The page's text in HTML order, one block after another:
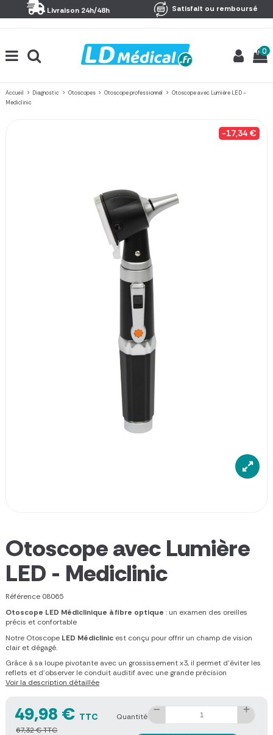
Livraison 24h/48h Satisfait ou remboursé
0
Accueil Diagnostic Otoscopes Otoscope professionnel
Otoscope avec Lumière LED -
Mediclinic
-17,34 €
Otoscope avec Lumière
LED - Mediclinic
Référence 08065
Otoscope LED Médiclinique à fibre optique : un examen des oreilles
précis et confortable
Notre Otoscope LED Médiclinic est conçu pour offrir un champ de vision
clair et dégagé.
Grâce à sa loupe pivotante avec un grossissement x3, il permet d'éviter les
reflets et d'observer le conduit auditif avec une grande précision
Voir la description détaillée
49,98 € TTC
67,32 € TTC
Quantité
Panneau de gestion des cookies